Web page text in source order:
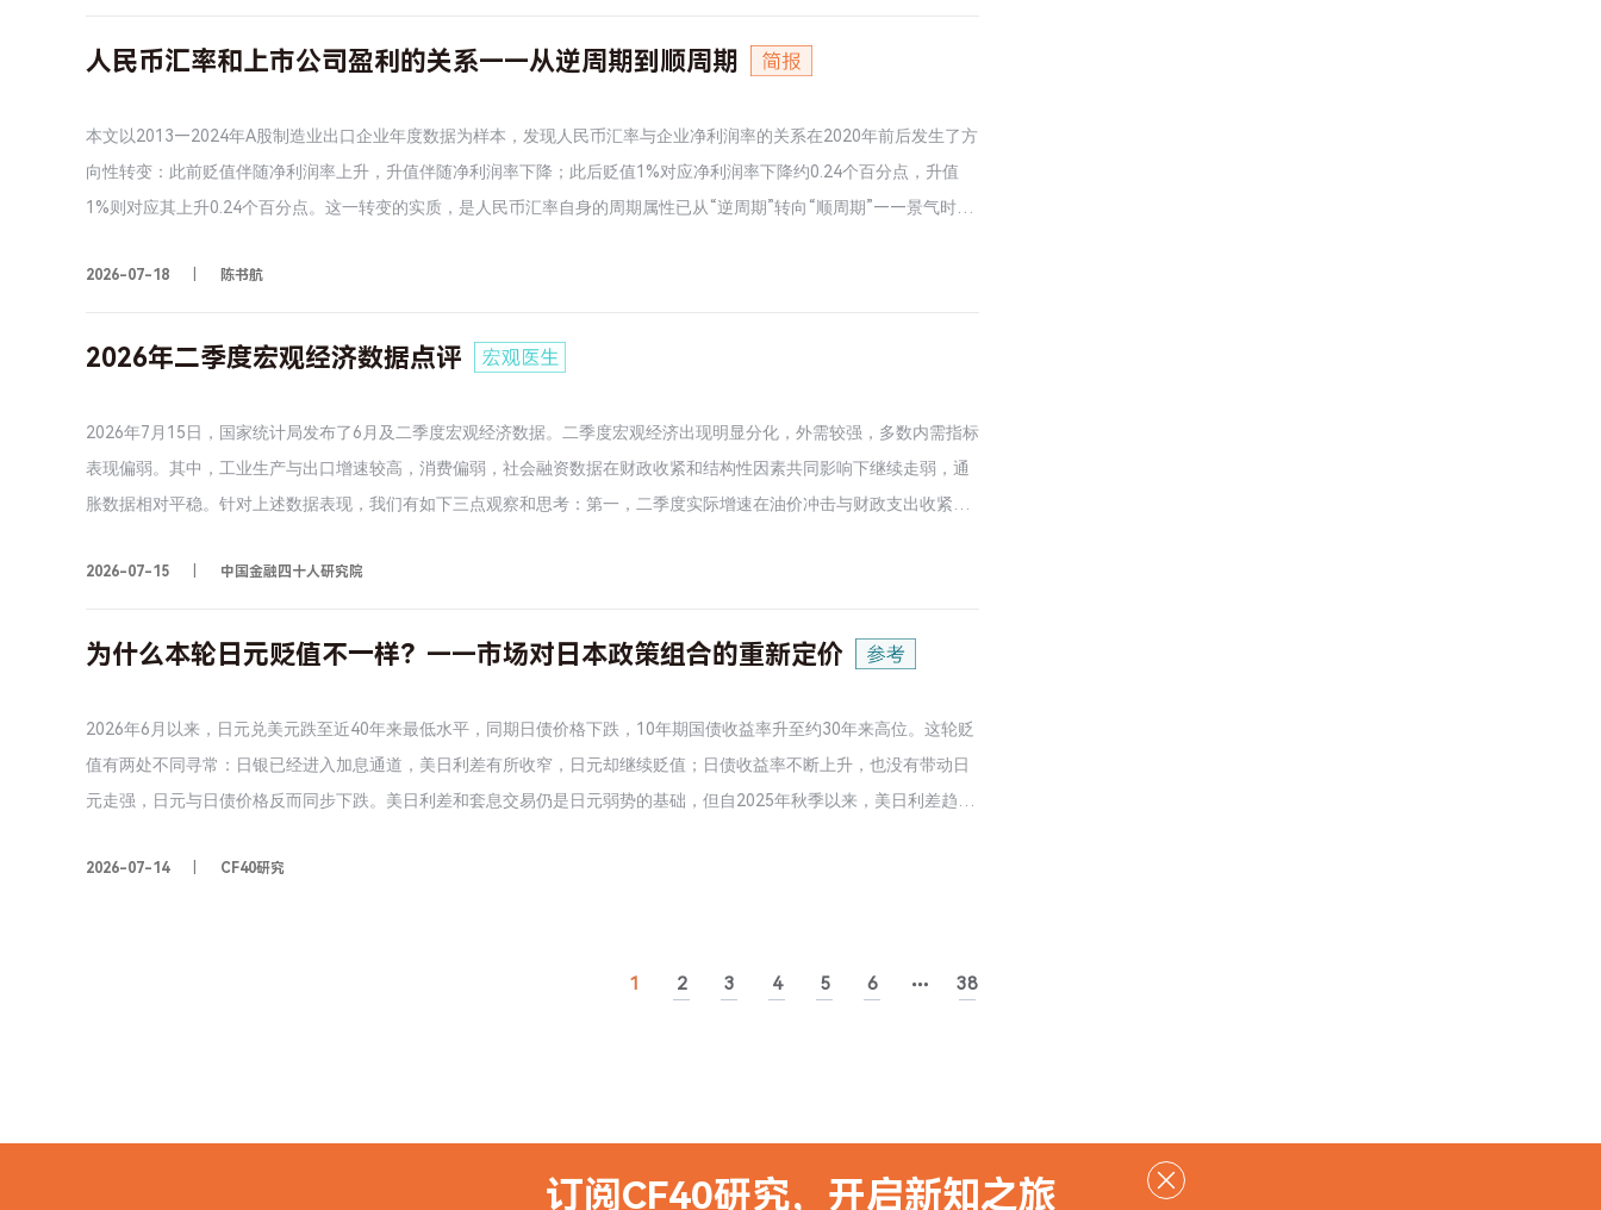
济史研究仍有重大参考价值。
中最为显著的特征之一。但从需求基础来看，这一接力仍未完全完成。新经济的增长主要由投资驱动，消费需求集中于新
济已经在规模和增长贡献两个层面实现了对房地产的接力，成为影响中国经济发展的重要力量。但投资仍是新经济扩张的
主要驱动力，新经济增长能否持续，关键在于前期积累的供给能力能否得到居民消费等国内终端需求的稳定承接。与此同
时，新经济对外部需求的依赖明显高于房地产，其持续发展既更容易受到外部环境波动的影响，也会在当前国际环境下增
人民币汇率和上市公司盈利的关系——从逆周期到顺周期
本文以2013—2024年A股制造业出口企业年度数据为样本，发现人民币汇率与企业净利润率的关系在2020年前后发生了方
向性转变：此前贬值伴随净利润率上升，升值伴随净利润率下降；此后贬值1%对应净利润率下降约0.24个百分点，升值
1%则对应其上升0.24个百分点。这一转变的实质，是人民币汇率自身的周期属性已从“逆周期”转向“顺周期”——景气时升
平减指数的关系均发生同步转变，为汇率周期属性的改变提供了佐证。基于文中发现，我们有以下几点判断：一是讨论汇
年“811”汇改的深层意义，人民币汇率在“回归基本面”后真正呈现出独立于美元的周期特征。三是在顺周期属性下，尽管不
多依赖期间费用率的压降。四是在当前国内经济温和复苏，国内外仍有明显通胀差距的背景下，允许人民币按照基本面有
序适度升值，符合市场决定汇率的本意，也有助于缓解贸易摩擦，总体上对中国经济利大于弊。
2026-07-18 陈书航
2026年二季度宏观经济数据点评
2026年7月15日，国家统计局发布了6月及二季度宏观经济数据。二季度宏观经济出现明显分化，外需较强，多数内需指标
表现偏弱。其中，工业生产与出口增速较高，消费偏弱，社会融资数据在财政收紧和结构性因素共同影响下继续走弱，通
胀数据相对平稳。针对上述数据表现，我们有如下三点观察和思考：第一，二季度实际增速在油价冲击与财政支出收紧的
相关需求的增加或许在固定资产投资与社零等传统数据口径中体现不足。第三，6月大宗商品价格明显回落，成本冲击的弱
2026-07-15 中国金融四十人研究院
为什么本轮日元贬值不一样？——市场对日本政策组合的重新定价
2026年6月以来，日元兑美元跌至近40年来最低水平，同期日债价格下跌，10年期国债收益率升至约30年来高位。这轮贬
值有两处不同寻常：日银已经进入加息通道，美日利差有所收窄，日元却继续贬值；日债收益率不断上升，也没有带动日
元走强，日元与日债价格反而同步下跌。美日利差和套息交易仍是日元弱势的基础，但自2025年秋季以来，美日利差趋于
税，并希望日银保持协调，令市场对财政纪律与日银加息空间的担忧加剧。今年6月底公布的《经济财政运营与改革基本方
2026-07-14 CF40研究
1 2 3 4 5 6 38
订阅CF40研究，开启新知之旅